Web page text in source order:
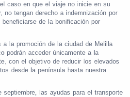
caso en que el viaje no inicie en su
no tengan derecho a indemnización por
de la bonificación por
a la promoción de la ciudad de Melilla
podrán acceder únicamente a la
con el objetivo de reducir los elevados
desde la península hasta nuestra
septiembre, las ayudas para el transporte